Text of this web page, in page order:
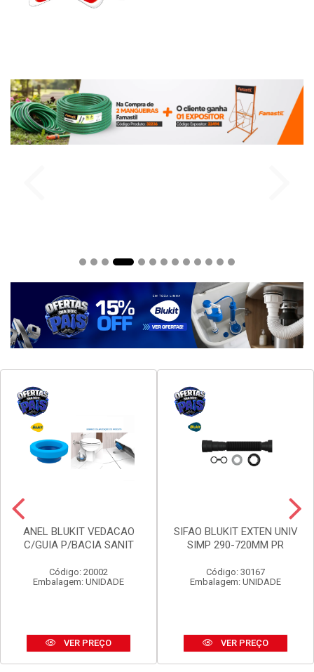
ANEL BLUKIT VEDACAO
C/GUIA P/BACIA SANIT
Código: 20002
Embalagem: UNIDADE
VER PREÇO
SIFAO BLUKIT EXTEN UNIV
SIMP 290-720MM PR
Código: 30167
Embalagem: UNIDADE
VER PREÇO